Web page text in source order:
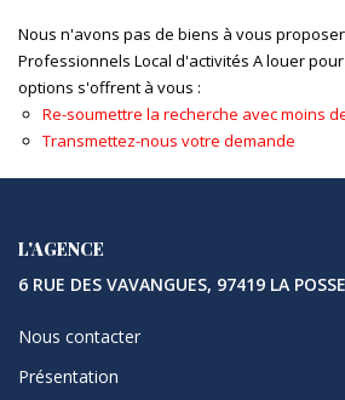
CONTACT
Nous n'avons pas de biens à vous
Professionnels Local d'activités A louer
options s'offrent à vous :
Re-soumettre la recherche avec moins
Transmettez-nous votre demande
L'AGENCE
6 RUE DES VAVANGUES, 97419 LA
Nous contacter
Présentation